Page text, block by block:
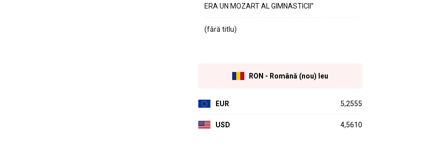
ERA UN MOZART AL GIMNASTICII”
(fără titlu)
RON - Română (nou) leu
EUR 5,2555
USD 4,5610